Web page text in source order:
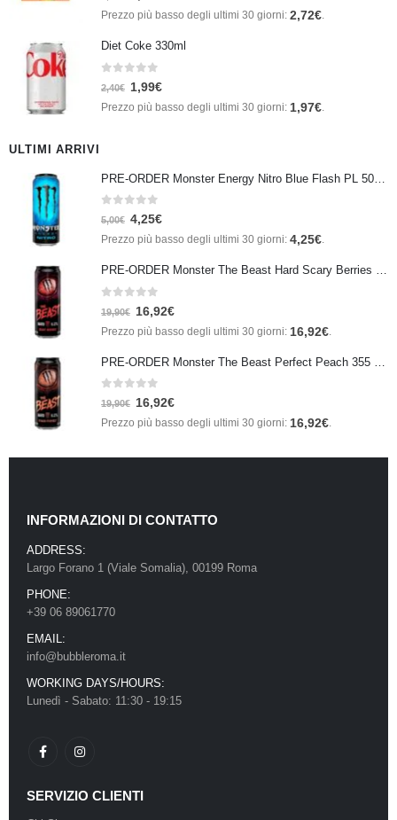
Prezzo più basso degli ultimi 30 giorni: 2,72€.
Diet Coke 330ml
Su 5
2,40€ 1,99€
Prezzo più basso degli ultimi 30 giorni: 1,97€.
ULTIMI ARRIVI
Su 5
5,00€ 4,25€
Prezzo più basso degli ultimi 30 giorni: 4,25€.
PRE-ORDER Monster The Beast Hard Scary Berries 355 ml IN ARRIVO ENTRO IL 21 SETTEMBRE
Su 5
19,90€ 16,92€
Prezzo più basso degli ultimi 30 giorni: 16,92€.
Su 5
19,90€ 16,92€
Prezzo più basso degli ultimi 30 giorni: 16,92€.
INFORMAZIONI DI CONTATTO
ADDRESS:
Largo Forano 1 (Viale Somalia), 00199 Roma
PHONE:
+39 06 89061770
EMAIL:
info@bubbleroma.it
WORKING DAYS/HOURS:
Lunedì - Sabato: 11:30 - 19:15
SERVIZIO CLIENTI